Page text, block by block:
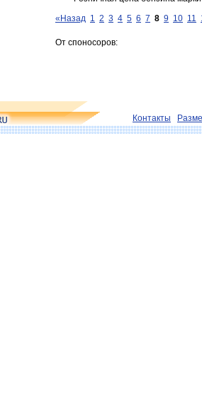
«Назад 1 2 3 4 5 6 7 8 9 10 11
От споносоров:
Контакты